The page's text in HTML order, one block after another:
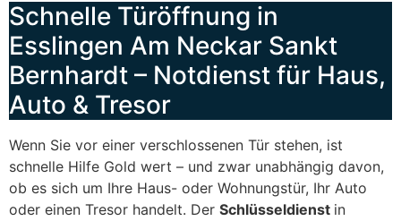
Schnelle Türöffnung in
Esslingen Am Neckar Sankt
Bernhardt – Notdienst für Haus,
Auto & Tresor
Wenn Sie vor einer verschlossenen Tür stehen, ist
schnelle Hilfe Gold wert – und zwar unabhängig davon,
ob es sich um Ihre Haus- oder Wohnungstür, Ihr Auto
oder einen Tresor handelt. Der Schlüsseldienst in